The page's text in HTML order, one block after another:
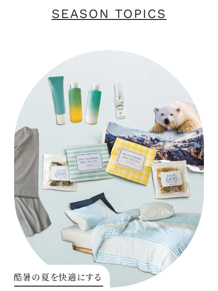
SEASON TOPICS
酷暑の夏を快適にする